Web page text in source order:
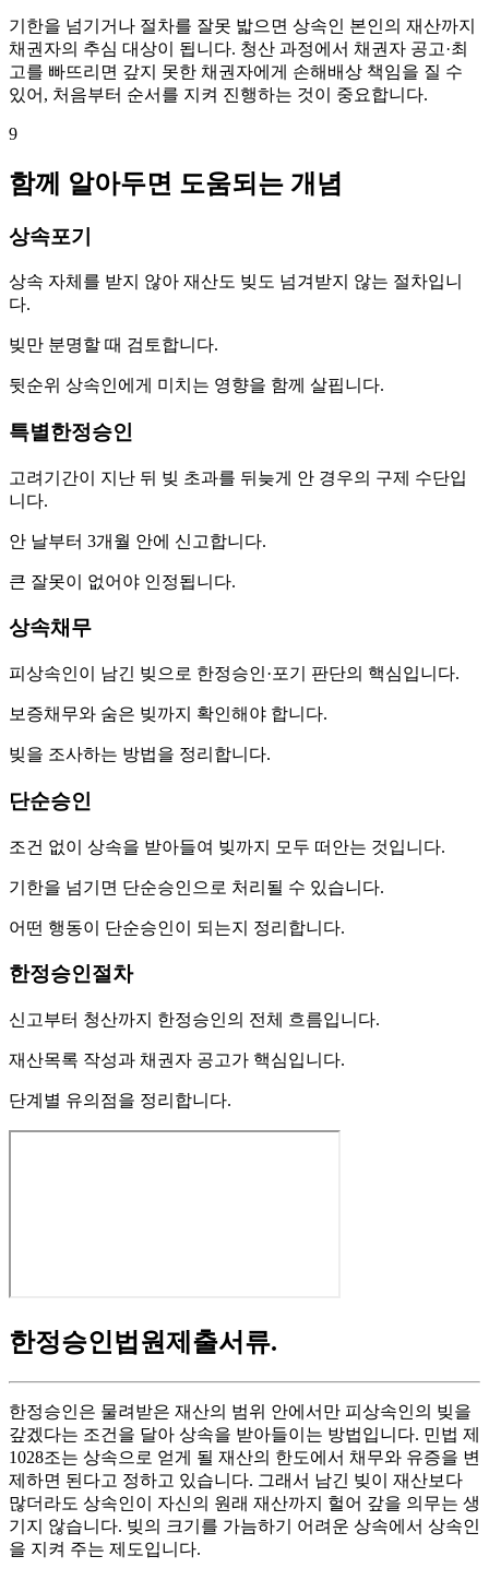
기한을 넘기거나 절차를 잘못 밟으면 상속인 본인의 재산까지
채권자의 추심 대상이 됩니다. 청산 과정에서 채권자 공고·최
고를 빠뜨리면 갚지 못한 채권자에게 손해배상 책임을 질 수
있어, 처음부터 순서를 지켜 진행하는 것이 중요합니다.
9
함께 알아두면 도움되는 개념
상속포기
상속 자체를 받지 않아 재산도 빚도 넘겨받지 않는 절차입니
다.
빚만 분명할 때 검토합니다.
뒷순위 상속인에게 미치는 영향을 함께 살핍니다.
특별한정승인
고려기간이 지난 뒤 빚 초과를 뒤늦게 안 경우의 구제 수단입
니다.
안 날부터 3개월 안에 신고합니다.
큰 잘못이 없어야 인정됩니다.
상속채무
피상속인이 남긴 빚으로 한정승인·포기 판단의 핵심입니다.
보증채무와 숨은 빚까지 확인해야 합니다.
빚을 조사하는 방법을 정리합니다.
단순승인
조건 없이 상속을 받아들여 빚까지 모두 떠안는 것입니다.
기한을 넘기면 단순승인으로 처리될 수 있습니다.
어떤 행동이 단순승인이 되는지 정리합니다.
한정승인절차
신고부터 청산까지 한정승인의 전체 흐름입니다.
재산목록 작성과 채권자 공고가 핵심입니다.
단계별 유의점을 정리합니다.
한정승인법원제출서류.
한정승인은 물려받은 재산의 범위 안에서만 피상속인의 빚을
갚겠다는 조건을 달아 상속을 받아들이는 방법입니다. 민법 제
1028조는 상속으로 얻게 될 재산의 한도에서 채무와 유증을 변
제하면 된다고 정하고 있습니다. 그래서 남긴 빚이 재산보다
많더라도 상속인이 자신의 원래 재산까지 헐어 갚을 의무는 생
기지 않습니다. 빚의 크기를 가늠하기 어려운 상속에서 상속인
을 지켜 주는 제도입니다.